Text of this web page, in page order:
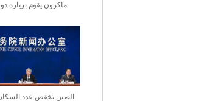
ماكرون يقوم بزيارة
الصين تخفض عدد